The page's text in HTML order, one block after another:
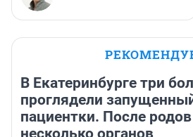
Колобок-колобок, я
отложили прокат
«Человека-паука» —
отзыв о фильме про
«человека-булку»